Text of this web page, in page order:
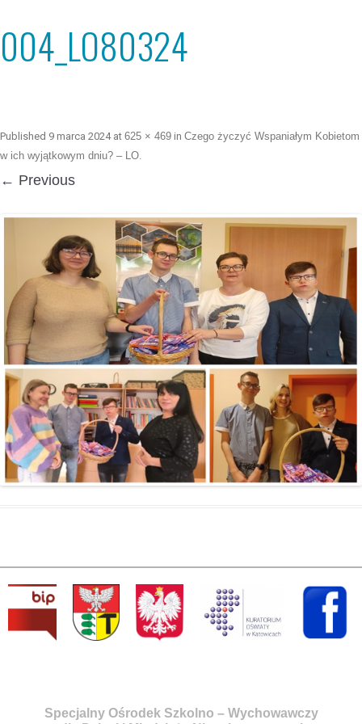
004_LO80324
Published 9 marca 2024at 625 × 469 in Czego życzyć Wspaniałym Kobietom
w ich wyjątkowym dniu? – LO.
← Previous
Specjalny Ośrodek Szkolno – Wychowawczy